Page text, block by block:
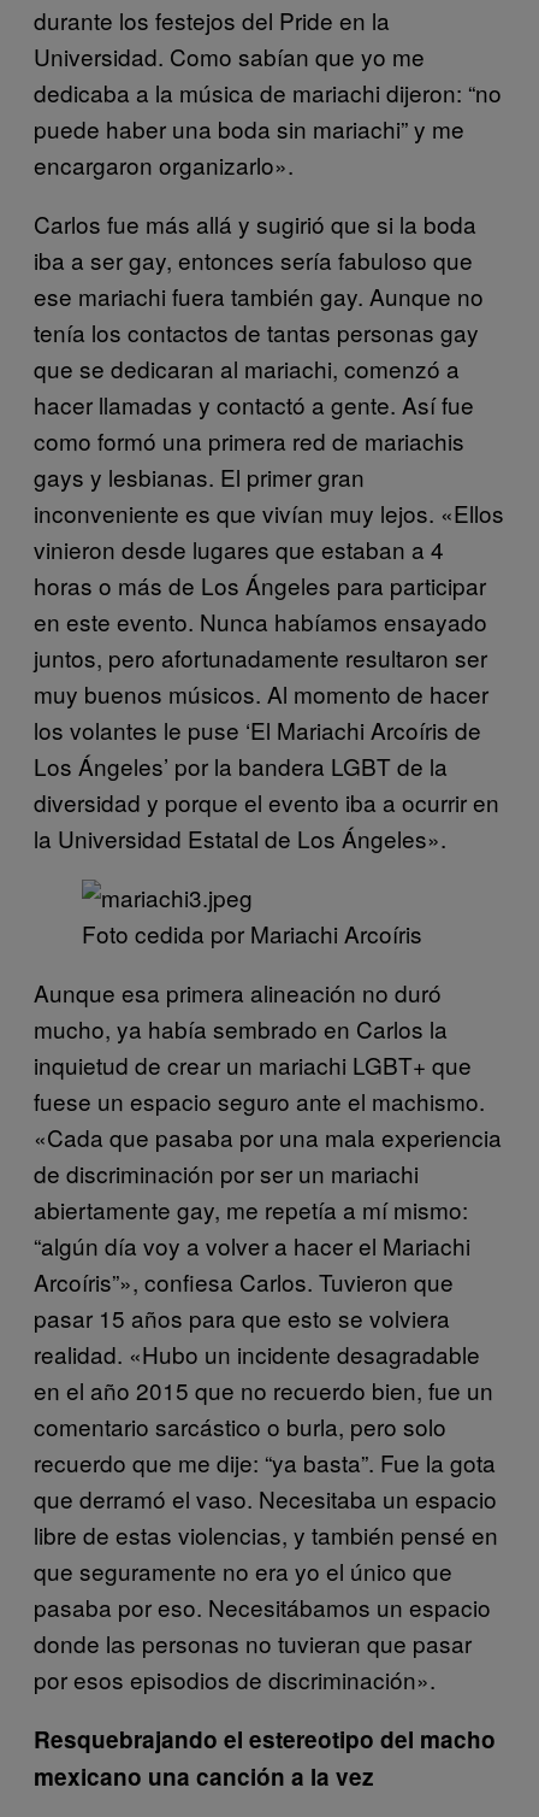
durante los festejos del Pride en la
Universidad. Como sabían que yo me
dedicaba a la música de mariachi dijeron: “no
puede haber una boda sin mariachi” y me
encargaron organizarlo».
Carlos fue más allá y sugirió que si la boda
iba a ser gay, entonces sería fabuloso que
ese mariachi fuera también gay. Aunque no
tenía los contactos de tantas personas gay
que se dedicaran al mariachi, comenzó a
hacer llamadas y contactó a gente. Así fue
como formó una primera red de mariachis
gays y lesbianas. El primer gran
inconveniente es que vivían muy lejos. «Ellos
vinieron desde lugares que estaban a 4
horas o más de Los Ángeles para participar
en este evento. Nunca habíamos ensayado
juntos, pero afortunadamente resultaron ser
muy buenos músicos. Al momento de hacer
los volantes le puse ‘El Mariachi Arcoíris de
Los Ángeles’ por la bandera LGBT de la
diversidad y porque el evento iba a ocurrir en
la Universidad Estatal de Los Ángeles».
​Foto cedida por Mariachi Arcoíris
Aunque esa primera alineación no duró
mucho, ya había sembrado en Carlos la
inquietud de crear un mariachi LGBT+ que
fuese un espacio seguro ante el machismo.
«Cada que pasaba por una mala experiencia
de discriminación por ser un mariachi
abiertamente gay, me repetía a mí mismo:
“algún día voy a volver a hacer el Mariachi
Arcoíris”», confiesa Carlos. Tuvieron que
pasar 15 años para que esto se volviera
realidad. «Hubo un incidente desagradable
en el año 2015 que no recuerdo bien, fue un
comentario sarcástico o burla, pero solo
recuerdo que me dije: “ya basta”. Fue la gota
que derramó el vaso. Necesitaba un espacio
libre de estas violencias, y también pensé en
que seguramente no era yo el único que
pasaba por eso. Necesitábamos un espacio
donde las personas no tuvieran que pasar
por esos episodios de discriminación».
Resquebrajando el estereotipo del macho
mexicano una canción a la vez